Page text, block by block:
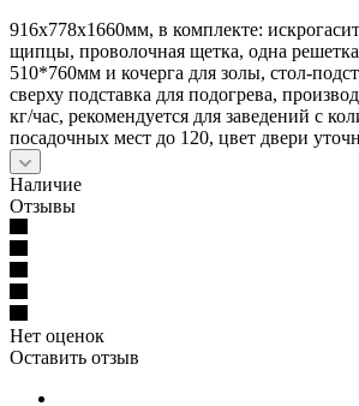
916х778х1660мм, в комплекте:
щипцы, проволочная щетка, одна
510*760мм и кочерга для золы, стол-
сверху подставка для подогрева,
кг/час, рекомендуется для заведений с
посадочных мест до 120, цвет двери
Наличие
Отзывы
Нет оценок
Оставить отзыв